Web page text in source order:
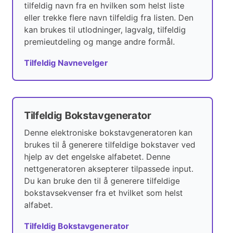
tilfeldig navn fra en hvilken som helst liste
eller trekke flere navn tilfeldig fra listen. Den
kan brukes til utlodninger, lagvalg, tilfeldig
premieutdeling og mange andre formål.
Tilfeldig Navnevelger
Tilfeldig Bokstavgenerator
Denne elektroniske bokstavgeneratoren kan
brukes til å generere tilfeldige bokstaver ved
hjelp av det engelske alfabetet. Denne
nettgeneratoren aksepterer tilpassede input.
Du kan bruke den til å generere tilfeldige
bokstavsekvenser fra et hvilket som helst
alfabet.
Tilfeldig Bokstavgenerator